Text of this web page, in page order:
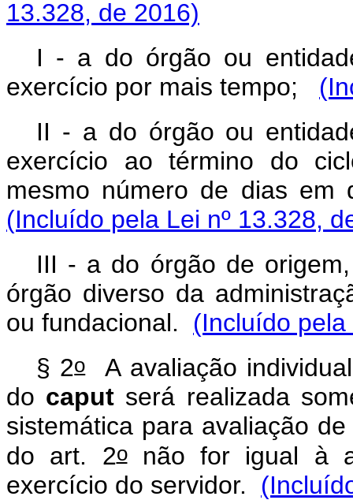
13.328, de 2016)
I - a do órgão ou
exercício por mais tempo;
II - a do órgão ou
exercício ao término do
mesmo número de dias em
(Incluído pela Lei nº 13.328,
III - a do órgão de
órgão diverso da
ou fundacional. (Incluído
§ 2oA avaliação
do caput será realizada
sistemática para avaliação
do art. 2onão for igual à
exercício do servidor.